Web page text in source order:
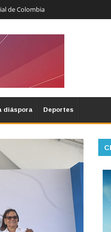
de Colombia
diáspora Deportes